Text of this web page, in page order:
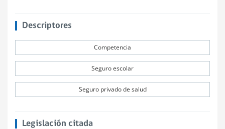
Descriptores
Competencia
Seguro escolar
Seguro privado de salud
Legislación citada